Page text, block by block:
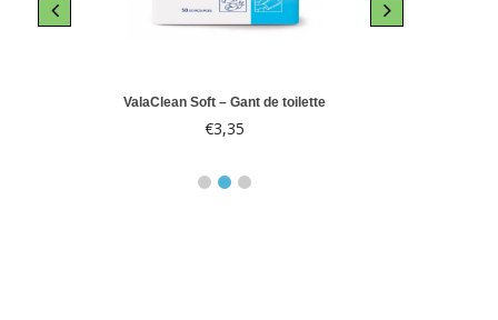
ValaClean Soft – Gant de toilette
€3,35